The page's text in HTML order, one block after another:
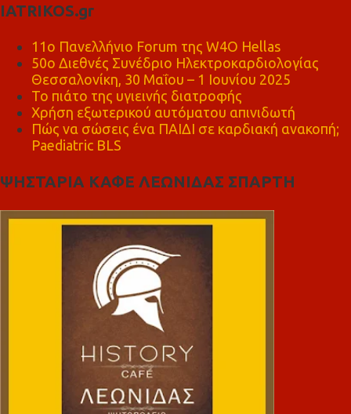
IATRIKOS.gr
11ο Πανελλήνιο Forum της W4O Hellas
50ο Διεθνές Συνέδριο Ηλεκτροκαρδιολογίας
Θεσσαλονίκη, 30 Μαΐου – 1 Ιουνίου 2025
Το πιάτο της υγιεινής διατροφής
Χρήση εξωτερικού αυτόματου απινιδωτή
Πώς να σώσεις ένα ΠΑΙΔΙ σε καρδιακή ανακοπή;
Paediatric BLS
ΨΗΣΤΑΡΙΑ ΚΑΦΕ ΛΕΩΝΙΔΑΣ ΣΠΑΡΤΗ